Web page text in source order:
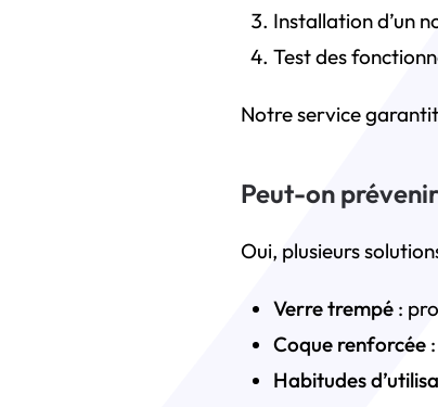
Installation d’un
Test des
Notre service
Peut-on
Oui, plusieurs
Verre trempé :
Coque renforcée
Habitudes